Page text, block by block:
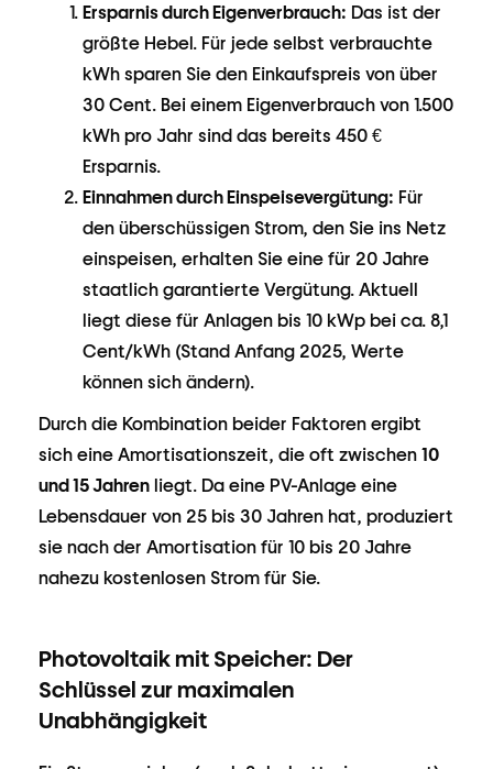
Ersparnis durch Eigenverbrauch: Das ist der
größte Hebel. Für jede selbst verbrauchte
kWh sparen Sie den Einkaufspreis von über
30 Cent. Bei einem Eigenverbrauch von 1.500
kWh pro Jahr sind das bereits 450 €
Ersparnis.
Einnahmen durch Einspeisevergütung: Für
den überschüssigen Strom, den Sie ins Netz
einspeisen, erhalten Sie eine für 20 Jahre
staatlich garantierte Vergütung. Aktuell
liegt diese für Anlagen bis 10 kWp bei ca. 8,1
Cent/kWh (Stand Anfang 2025, Werte
können sich ändern).
Durch die Kombination beider Faktoren ergibt
sich eine Amortisationszeit, die oft zwischen 10
und 15 Jahren liegt. Da eine PV-Anlage eine
Lebensdauer von 25 bis 30 Jahren hat, produziert
sie nach der Amortisation für 10 bis 20 Jahre
nahezu kostenlosen Strom für Sie.
Photovoltaik mit Speicher: Der
Schlüssel zur maximalen
Unabhängigkeit